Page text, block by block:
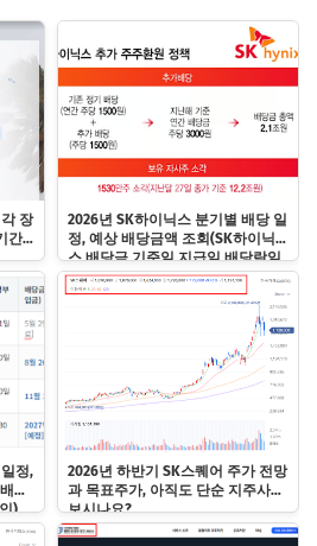
장
간
2026년 SK하이닉스 분기별 배당 일
정, 예상 배당금액 조회(SK하이닉
스 배당금 기준일 지급일 배당락일
확인)
정,
당
)
2026년 하반기 SK스퀘어 주가 전망
과 목표주가, 아직도 단순 지주사로
보시나요?